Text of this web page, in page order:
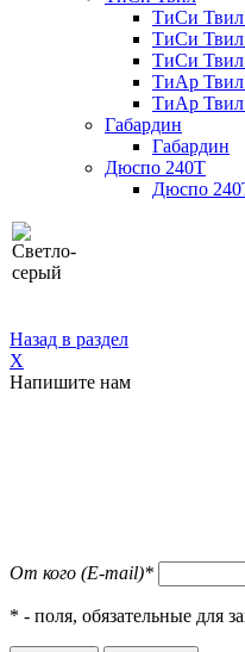
ТиСи Твил
ТиСи Твил
ТиСи
ТиАр Твил
ТиАр Твил
Габардин
Габардин
Дюспо 240Т
Дюспо
Назад в раздел
X
Напишите нам
От кого (E-mail)*
* - поля, обязательные для